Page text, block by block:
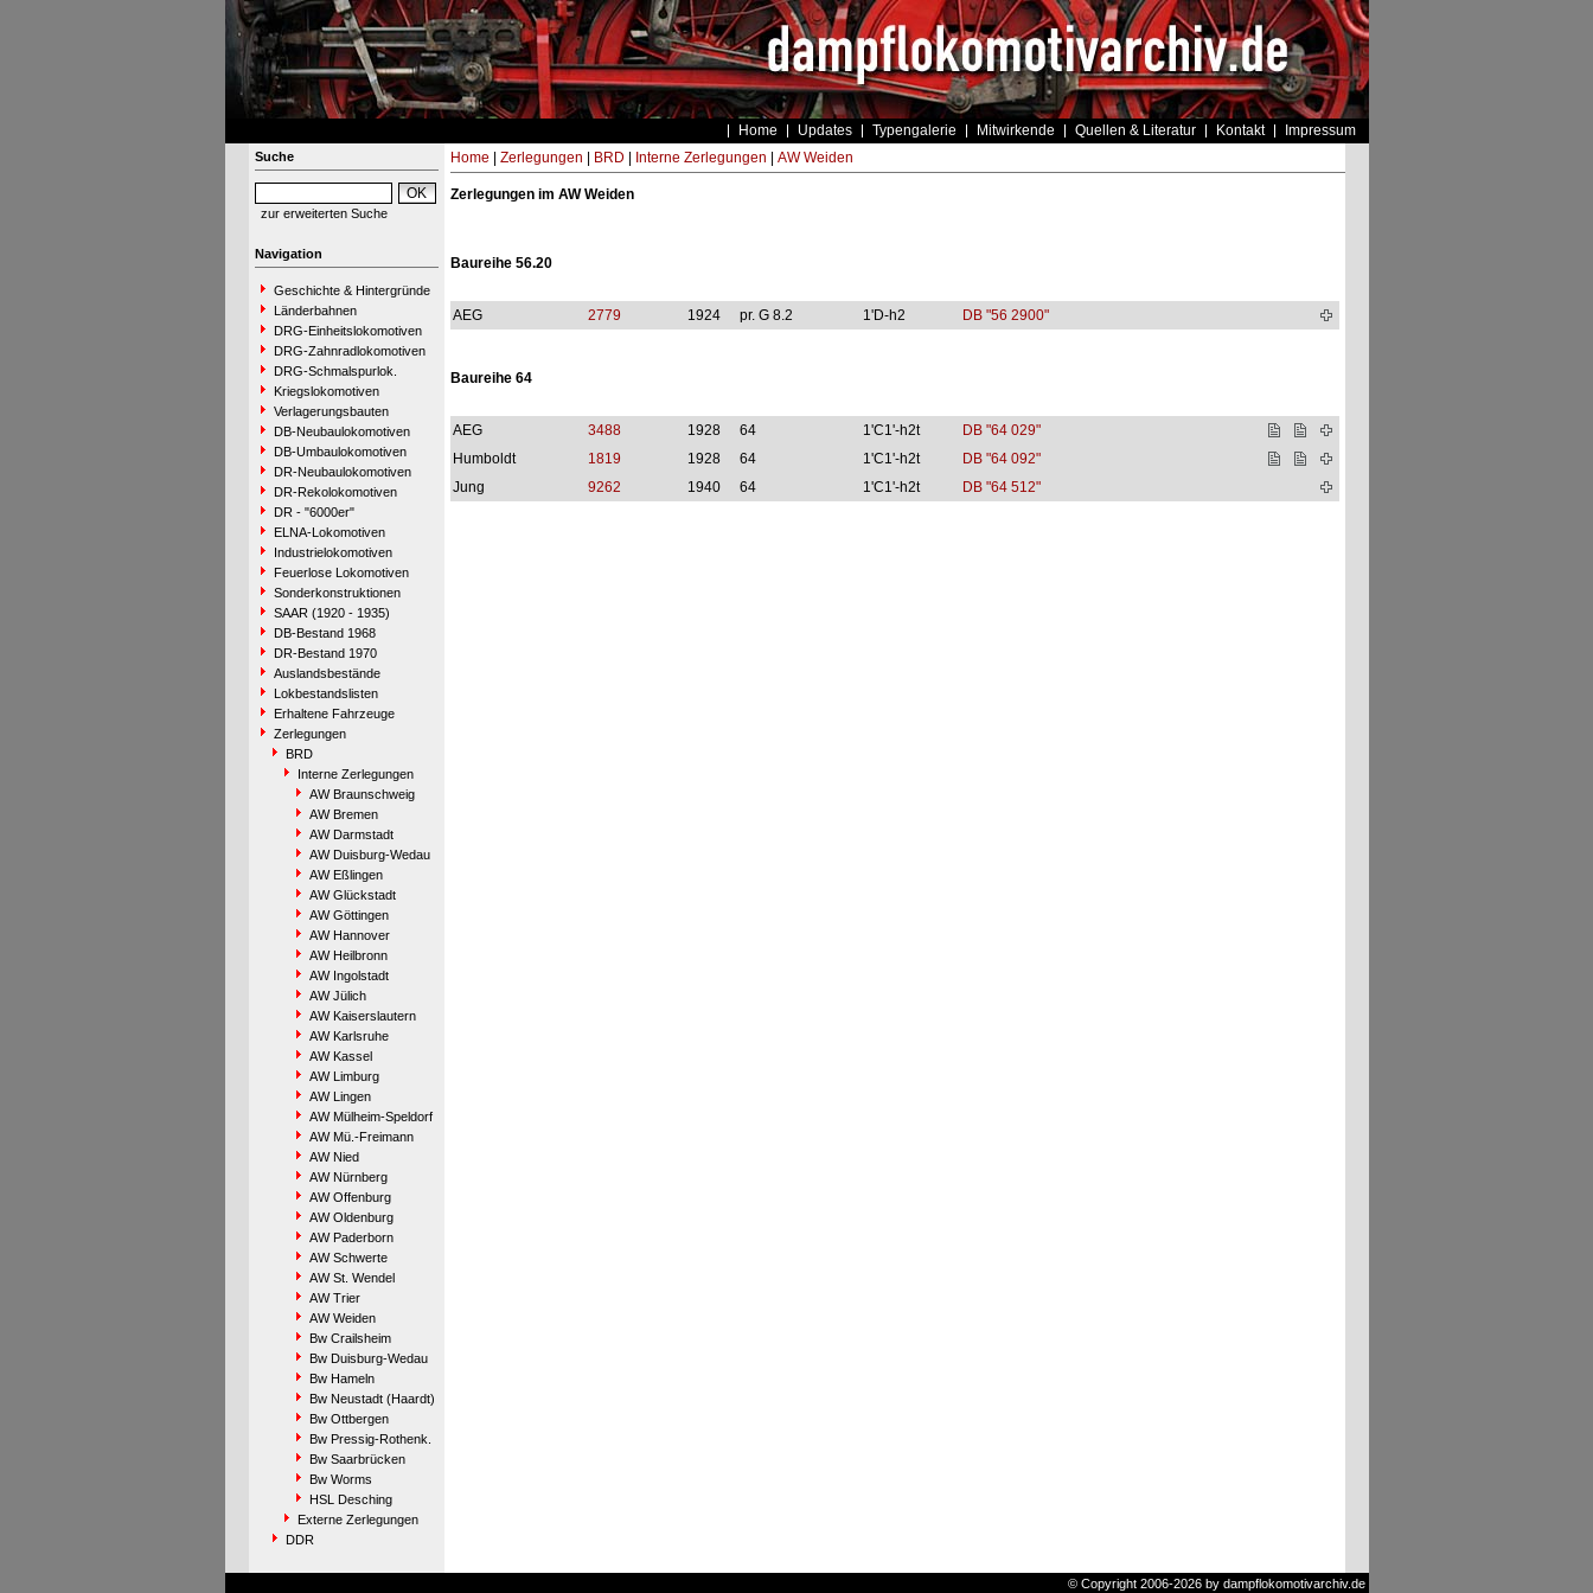
Home Updates Typengalerie Mitwirkende Quellen & Literatur Kontakt Impressum
Suche
zur erweiterten Suche
Navigation
Geschichte & Hintergründe
Länderbahnen
DRG-Einheitslokomotiven
DRG-Zahnradlokomotiven
DRG-Schmalspurlok.
Kriegslokomotiven
Verlagerungsbauten
DB-Neubaulokomotiven
DB-Umbaulokomotiven
DR-Neubaulokomotiven
DR-Rekolokomotiven
DR - "6000er"
ELNA-Lokomotiven
Industrielokomotiven
Feuerlose Lokomotiven
Sonderkonstruktionen
SAAR (1920 - 1935)
DB-Bestand 1968
DR-Bestand 1970
Auslandsbestände
Lokbestandslisten
Erhaltene Fahrzeuge
Zerlegungen
BRD
Interne Zerlegungen
AW Braunschweig
AW Bremen
AW Darmstadt
AW Duisburg-Wedau
AW Eßlingen
AW Glückstadt
AW Göttingen
AW Hannover
AW Heilbronn
AW Ingolstadt
AW Jülich
AW Kaiserslautern
AW Karlsruhe
AW Kassel
AW Limburg
AW Lingen
AW Mülheim-Speldorf
AW Mü.-Freimann
AW Nied
AW Nürnberg
AW Offenburg
AW Oldenburg
AW Paderborn
AW Schwerte
AW St. Wendel
AW Trier
AW Weiden
Bw Crailsheim
Bw Duisburg-Wedau
Bw Hameln
Bw Neustadt (Haardt)
Bw Ottbergen
Bw Pressig-Rothenk.
Bw Saarbrücken
Bw Worms
HSL Desching
Externe Zerlegungen
DDR
Home Zerlegungen BRD Interne Zerlegungen AW Weiden
Zerlegungen im AW Weiden
Baureihe 56.20
AEG 2779 1924 pr. G 8.2 1'D-h2 DB "56 2900"
Baureihe 64
AEG 3488 1928 64 1'C1'-h2t
DB "64 029"
Humboldt
1819 1928 64 1'C1'-h2t
DB "64 092"
Jung
9262 1940 64 1'C1'-h2t DB "64 512"
© Copyright 2006-2026 by dampflokomotivarchiv.de